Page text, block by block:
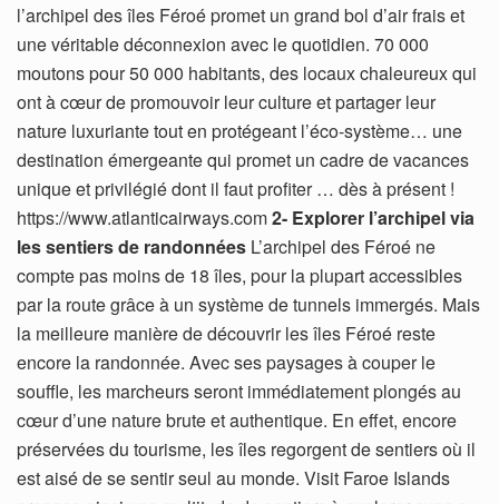
l’archipel des îles Féroé promet un grand bol d’air frais et
une véritable déconnexion avec le quotidien. 70 000
moutons pour 50 000 habitants, des locaux chaleureux qui
ont à cœur de promouvoir leur culture et partager leur
nature luxuriante tout en protégeant l’éco-système… une
destination émergeante qui promet un cadre de vacances
unique et privilégié dont il faut profiter … dès à présent !
https://www.atlanticairways.com2- Explorer l’archipel via
les sentiers de randonnées L’archipel des Féroé ne
compte pas moins de 18 îles, pour la plupart accessibles
par la route grâce à un système de tunnels immergés. Mais
la meilleure manière de découvrir les îles Féroé reste
encore la randonnée. Avec ses paysages à couper le
souffle, les marcheurs seront immédiatement plongés au
cœur d’une nature brute et authentique. En effet, encore
préservées du tourisme, les îles regorgent de sentiers où il
est aisé de se sentir seul au monde. Visit Faroe Islands